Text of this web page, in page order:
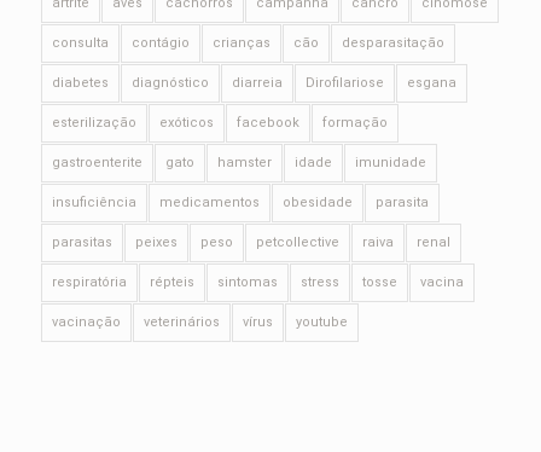
artrite aves cachorros campanha cancro cinomose
consulta contágio crianças cão desparasitação
diabetes diagnóstico diarreia Dirofilariose esgana
esterilização exóticos facebook formação
gastroenterite gato hamster idade imunidade
insuficiência medicamentos obesidade parasita
parasitas peixes peso petcollective raiva renal
respiratória répteis sintomas stress tosse vacina
vacinação veterinários vírus youtube